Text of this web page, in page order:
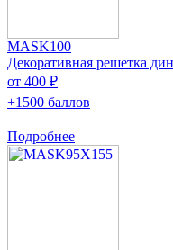
MASK100
Декоративная решетка
от 400 ₽
+1500 баллов
Подробнее